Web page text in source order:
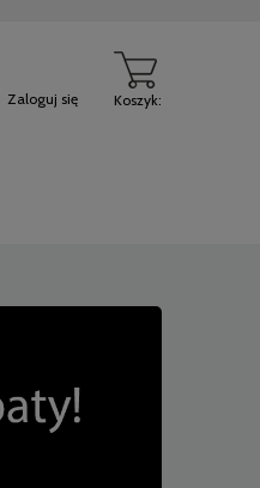
Koszyk:
Zaloguj się